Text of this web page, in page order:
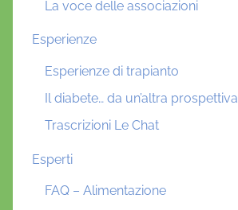
La voce delle associazioni
Esperienze
Esperienze di trapianto
Il diabete… da un’altra prospettiva
Trascrizioni Le Chat
Esperti
FAQ – Alimentazione